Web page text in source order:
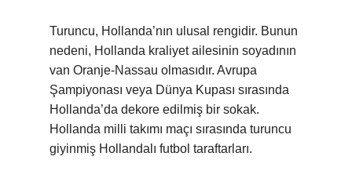
Turuncu, Hollanda’nın ulusal rengidir. Bunun
nedeni, Hollanda kraliyet ailesinin soyadının
van Oranje-Nassau olmasıdır. Avrupa
Şampiyonası veya Dünya Kupası sırasında
Hollanda’da dekore edilmiş bir sokak.
Hollanda milli takımı maçı sırasında turuncu
giyinmiş Hollandalı futbol taraftarları.